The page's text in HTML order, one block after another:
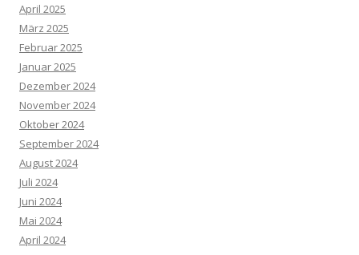
April 2025
März 2025
Februar 2025
Januar 2025
Dezember 2024
November 2024
Oktober 2024
September 2024
August 2024
Juli 2024
Juni 2024
Mai 2024
April 2024